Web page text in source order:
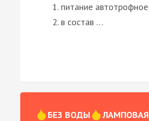
питание автотрофное
в состав …
БЕЗ ВОДЫ